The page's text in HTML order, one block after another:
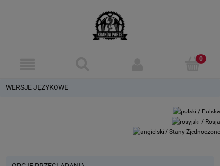
WERSJE JĘZYKOWE